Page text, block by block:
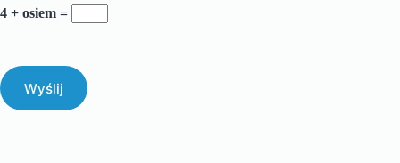
4 + osiem =
Wyślij